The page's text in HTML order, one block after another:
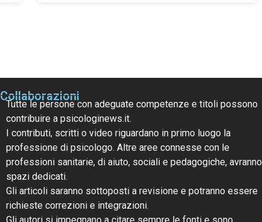
Collaborazioni
Tutte le persone con adeguate competenze e titoli possono
contribuire a psicologinews.it.
I contributi, scritti o video riguardano in primo luogo la
professione di psicologo. Altre aree connesse con le
professioni sanitarie, di aiuto, sociali e pedagogiche, avranno
spazi dedicati.
Gli articoli saranno sottoposti a revisione e potranno essere
richieste correzioni e integrazioni.